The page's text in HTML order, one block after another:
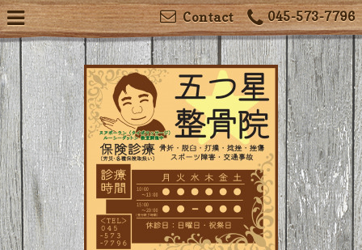
045-573-7796
Contact